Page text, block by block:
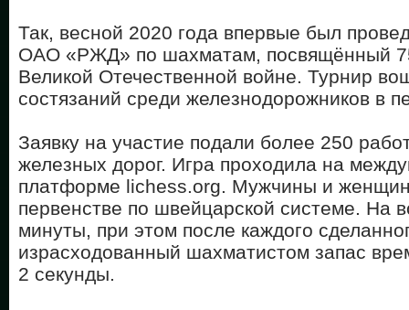
Так, весной 2020 года впервые был
ОАО «РЖД» по шахматам, посвящённый
Великой Отечественной войне. Турнир
состязаний среди железнодорожников в
Заявку на участие подали более 250
железных дорог. Игра проходила на
платформе lichess.org. Мужчины и
первенстве по швейцарской системе. На
минуты, при этом после каждого
израсходованный шахматистом запас
2 секунды.